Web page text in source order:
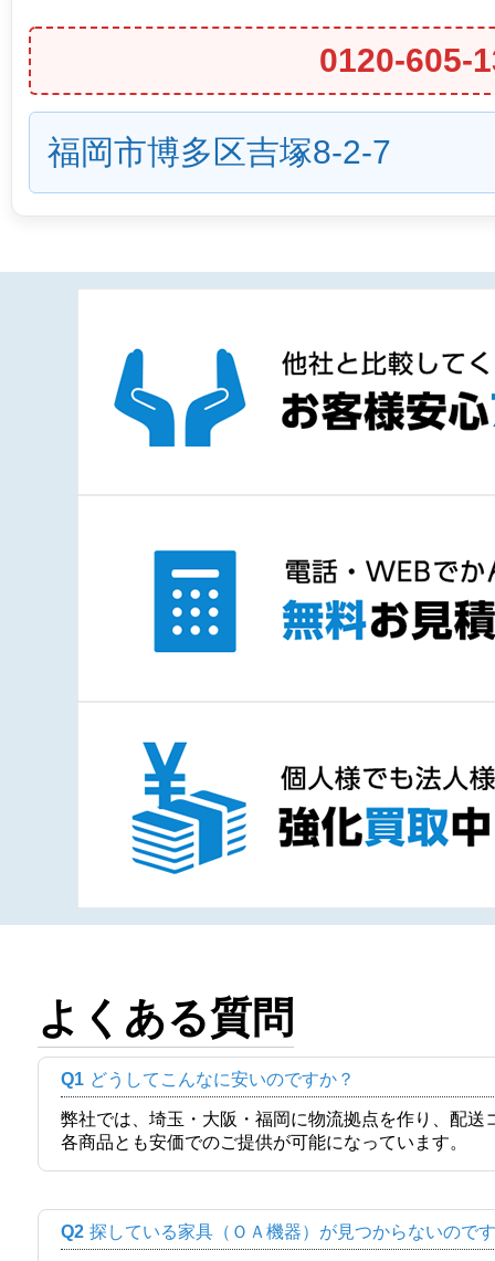
0120-605-
福岡市博多区吉塚8-2-7
よくある質問
Q1 どうしてこんなに安いのですか？
弊社では、埼玉・大阪・福岡に物流拠点を作り、配
各商品とも安価でのご提供が可能になっています。
Q2 探している家具（ＯＡ機器）が見つからないので